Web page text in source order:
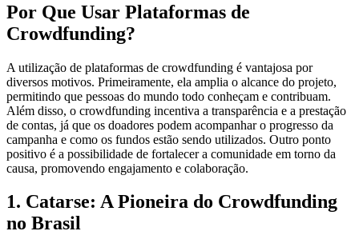
Por Que Usar Plataformas de
Crowdfunding?
A utilização de plataformas de crowdfunding é vantajosa por
diversos motivos. Primeiramente, ela amplia o alcance do projeto,
permitindo que pessoas do mundo todo conheçam e contribuam.
Além disso, o crowdfunding incentiva a transparência e a prestação
de contas, já que os doadores podem acompanhar o progresso da
campanha e como os fundos estão sendo utilizados. Outro ponto
positivo é a possibilidade de fortalecer a comunidade em torno da
causa, promovendo engajamento e colaboração.
1. Catarse: A Pioneira do Crowdfunding
no Brasil